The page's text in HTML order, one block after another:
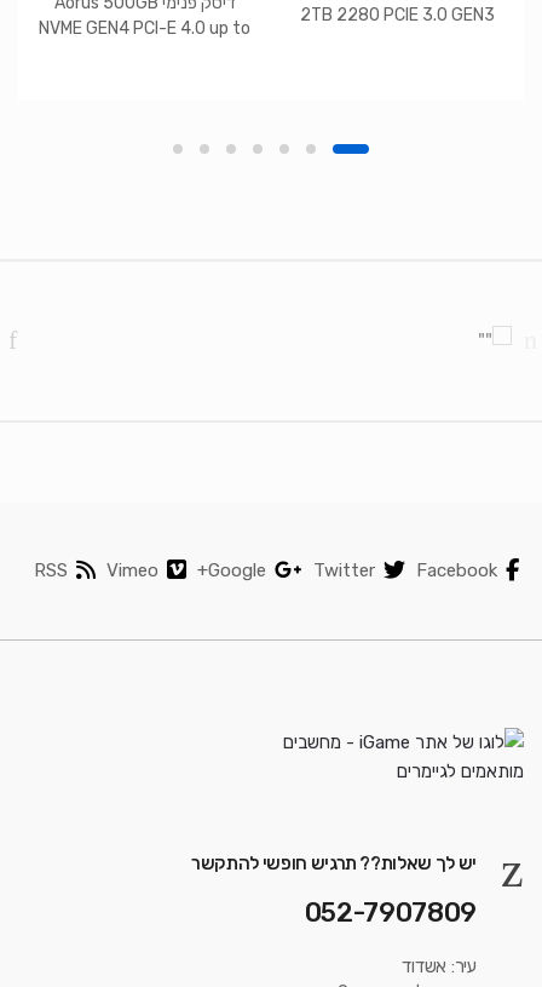
2TB 2280 PCIE 3.0 GEN3
NVME GEN4 PCI-E 4.0 up to
Facebook
Twitter
Google+
Vimeo
RSS
יש לך שאלות?? תרגיש חופשי להתקשר
052-7907809
עיר: אשדוד